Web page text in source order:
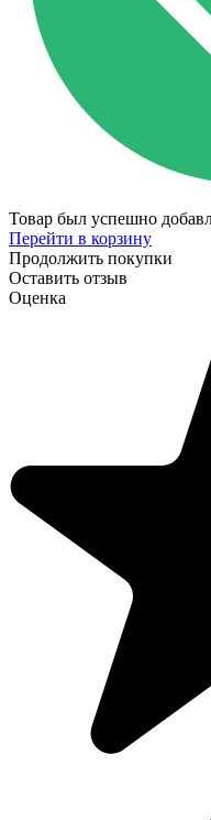
Товар был успешно
Перейти в корзину
Продолжить покупки
Оставить отзыв
Оценка